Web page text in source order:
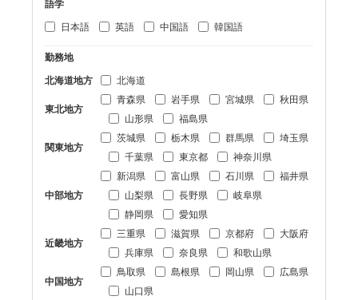
語学
日本語
英語 中国語 韓国語
勤務地
北海道地方
北海道
東北地方
青森県 岩手県 宮城県
秋田県
山形県
福島県
関東地方
茨城県 栃木県 群馬県
埼玉県
千葉県
東京都 神奈川県
中部地方
新潟県 富山県 石川県
福井県
山梨県
長野県
岐阜県
静岡県
愛知県
近畿地方
三重県 滋賀県 京都府
大阪府
兵庫県
奈良県 和歌山県
中国地方
鳥取県 島根県 岡山県
広島県
山口県